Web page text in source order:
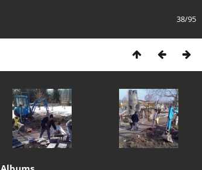
38/95